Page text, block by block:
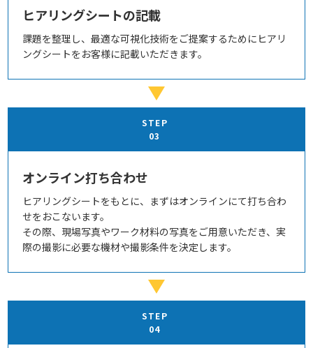
ヒアリングシートの記載
課題を整理し、最適な可視化技術をご提案するためにヒアリ
ングシートをお客様に記載いただきます。
STEP
03
オンライン打ち合わせ
ヒアリングシートをもとに、まずはオンラインにて打ち合わ
せをおこないます。
その際、現場写真やワーク材料の写真をご用意いただき、実
際の撮影に必要な機材や撮影条件を決定します。
STEP
04